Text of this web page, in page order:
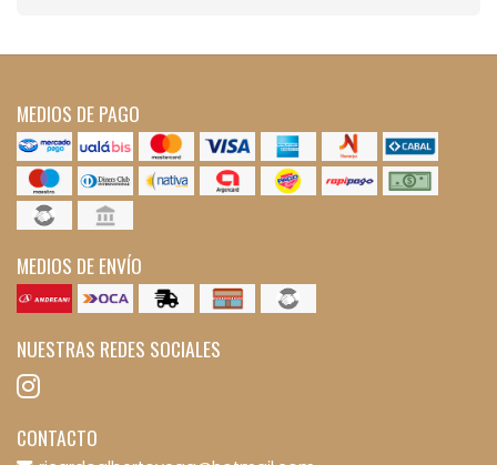
MEDIOS DE PAGO
MEDIOS DE ENVÍO
NUESTRAS REDES SOCIALES
CONTACTO